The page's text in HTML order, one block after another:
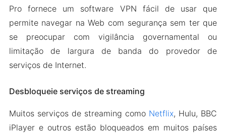
Pro fornece um software VPN fácil de usar que
permite navegar na Web com segurança sem ter que
se preocupar com vigilância governamental ou
limitação de largura de banda do provedor de
serviços de Internet.
Desbloqueie serviços de streaming
Muitos serviços de streaming como Netflix, Hulu, BBC
iPlayer e outros estão bloqueados em muitos países